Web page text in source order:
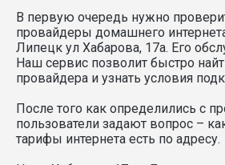
В первую очередь нужно
провайдеры домашнего
Липецк ул Хабарова, 17а. Его
Наш сервис позволит быстро
провайдера и узнать условия
После того как определились с
пользователи задают вопрос –
тарифы интернета есть по адресу.